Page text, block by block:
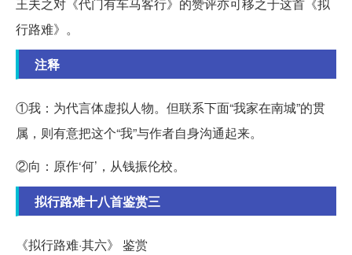
王夫之对《代门有车马客行》的赞评亦可移之于这首《拟
行路难》。
注释
①我：为代言体虚拟人物。但联系下面“我家在南城”的贯
属，则有意把这个“我”与作者自身沟通起来。
②向：原作‘何’，从钱振伦校。
拟行路难十八首鉴赏三
《拟行路难·其六》 鉴赏